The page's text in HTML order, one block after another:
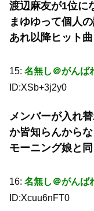
渡辺麻友が1位に
まゆゆって個人
あれ以降ヒット
15: 名無し＠がんば
ID:XSb+3j2y0
メンバーが入れ
か皆知らんからな
モーニング娘と同
16: 名無し＠がんば
ID:Xcuu6nFT0